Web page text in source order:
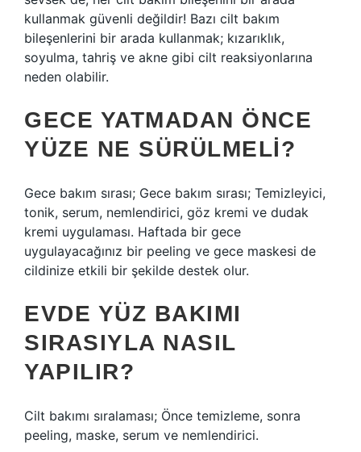
kullanmak güvenli değildir! Bazı cilt bakım
bileşenlerini bir arada kullanmak; kızarıklık,
soyulma, tahriş ve akne gibi cilt reaksiyonlarına
neden olabilir.
GECE YATMADAN ÖNCE
YÜZE NE SÜRÜLMELI?
Gece bakım sırası; Gece bakım sırası; Temizleyici,
tonik, serum, nemlendirici, göz kremi ve dudak
kremi uygulaması. Haftada bir gece
uygulayacağınız bir peeling ve gece maskesi de
cildinize etkili bir şekilde destek olur.
EVDE YÜZ BAKIMI
SIRASIYLA NASIL
YAPILIR?
Cilt bakımı sıralaması; Önce temizleme, sonra
peeling, maske, serum ve nemlendirici.